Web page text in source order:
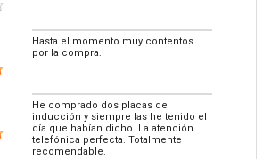
Hasta el momento muy contentos
por la compra.
He comprado dos placas de
inducción y siempre las he tenido el
día que habían dicho. La atención
telefónica perfecta. Totalmente
recomendable.